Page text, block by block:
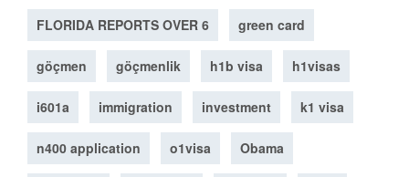
FLORIDA REPORTS OVER 6 green card
göçmen göçmenlik h1b visa h1visas
i601a immigration investment k1 visa
n400 application o1visa Obama